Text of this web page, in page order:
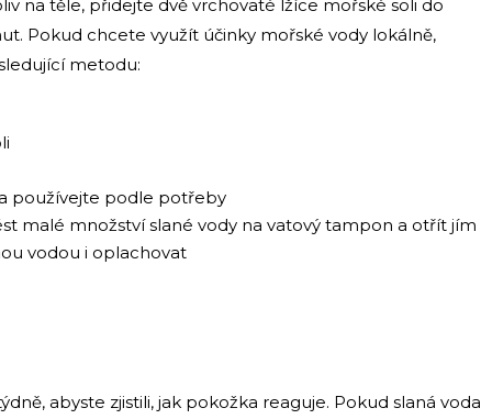
na těle, přidejte dvě vrchovaté lžíce mořské soli do
Pokud chcete využít účinky mořské vody lokálně,
metodu:
používejte podle potřeby
malé množství slané vody na vatový tampon a otřít jím
vodou i oplachovat
abyste zjistili, jak pokožka reaguje. Pokud slaná voda